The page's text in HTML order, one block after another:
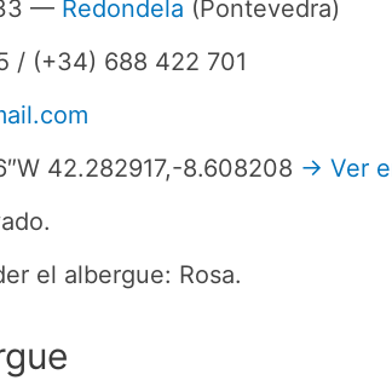
— Redondela (Pontevedra)
/ (+34) 688 422 701
42.282917,-8.608208 → Ver
el albergue: Rosa.